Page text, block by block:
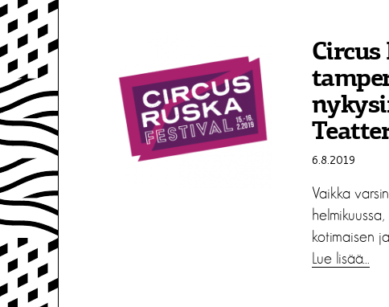
Circus
6.8.2019
Vaikka
kotimaisen
Lue lisää…